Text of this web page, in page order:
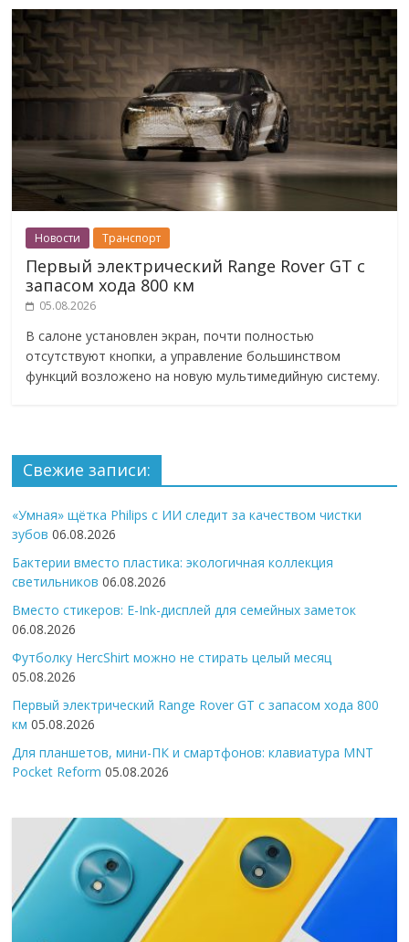
Новости Транспорт
Первый электрический Range Rover GT с
запасом хода 800 км
05.08.2026
В салоне установлен экран, почти полностью
отсутствуют кнопки, а управление большинством
функций возложено на новую мультимедийную систему.
Свежие записи:
«Умная» щётка Philips с ИИ следит за качеством чистки
зубов 06.08.2026
Бактерии вместо пластика: экологичная коллекция
светильников 06.08.2026
Вместо стикеров: E-Ink-дисплей для семейных заметок
06.08.2026
Футболку HercShirt можно не стирать целый месяц
05.08.2026
Первый электрический Range Rover GT с запасом хода 800
км 05.08.2026
Для планшетов, мини-ПК и смартфонов: клавиатура MNT
Pocket Reform 05.08.2026